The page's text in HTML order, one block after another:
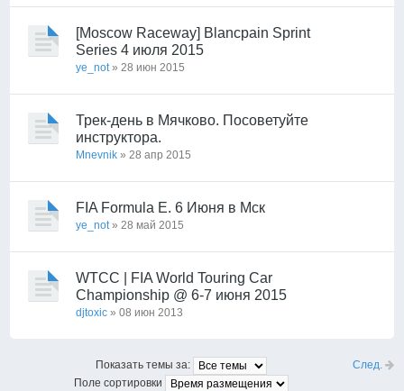
[Moscow Raceway] Blancpain Sprint
Series 4 июля 2015
ye_not» 28 июн 2015
Трек-день в Мячково. Посоветуйте
инструктора.
Mnevnik » 28 апр 2015
FIA Formula E. 6 Июня в Мск
ye_not» 28 май 2015
WTCC | FIA World Touring Car
Championship @ 6-7 июня 2015
djtoxic » 08 июн 2013
След.
Показать темы за:
Поле сортировки